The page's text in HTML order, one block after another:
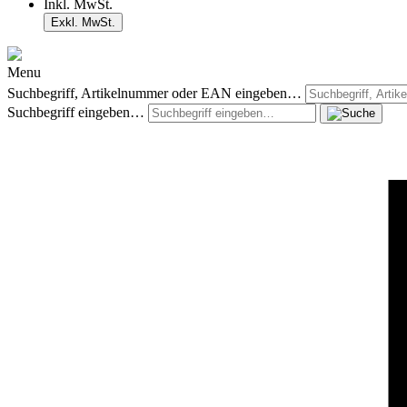
Inkl. MwSt.
Exkl. MwSt.
Menu
Suchbegriff, Artikelnummer oder EAN eingeben…
Suchbegriff eingeben…